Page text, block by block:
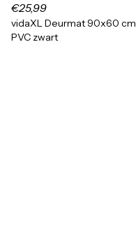
€25,99
vidaXL Deurmat 90x60 cm
PVC zwart